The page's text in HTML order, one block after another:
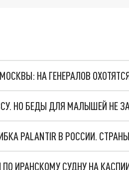
НА ГЕНЕРАЛОВ
НО БЕДЫ ДЛЯ МАЛЫШЕЙ НЕ
ИРАНСКОМУ СУДНУ НА